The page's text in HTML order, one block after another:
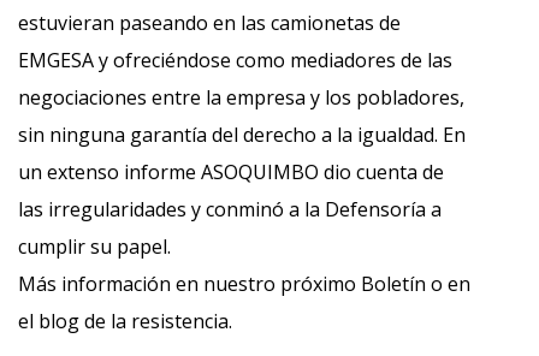
estuvieran paseando en las camionetas de
EMGESA y ofreciéndose como mediadores de las
negociaciones entre la empresa y los pobladores,
sin ninguna garantía del derecho a la igualdad. En
un extenso informe ASOQUIMBO dio cuenta de
las irregularidades y conminó a la Defensoría a
cumplir su papel.
Más información en nuestro próximo Boletín o en
el blog de la resistencia.